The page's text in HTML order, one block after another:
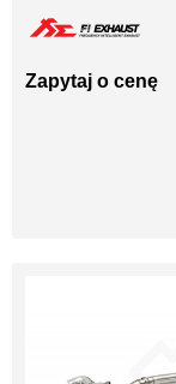
Zapytaj o cenę